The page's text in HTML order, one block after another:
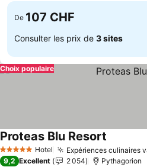
De 107 CHF
Consulter les prix de 3 sites
Choix populaire
5 Étoiles Hotel Expériences culinaires
Proteas Blu Resort
9,2 Excellent 2 054 Pythagorion